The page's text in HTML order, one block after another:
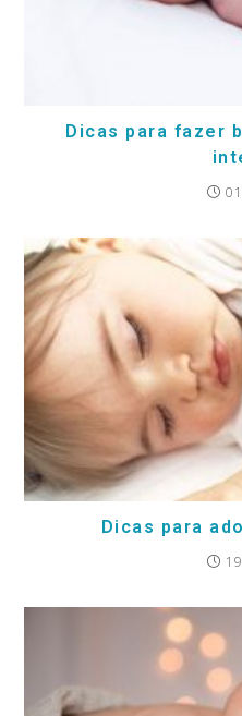
Dicas para fazer
Dicas para